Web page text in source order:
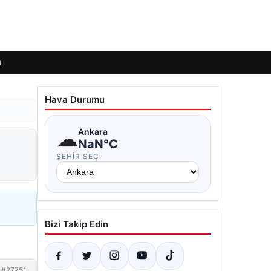
Hava Durumu
☁Ankara
NaN°C
ŞEHIR SEÇ
Bizi Takip Edin